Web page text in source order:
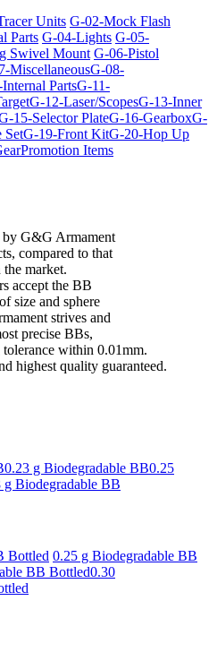
Units G-02-Mock Flash
Parts G-04-Lights G-05-
Swivel Mount G-06-Pistol
MiscellaneousG-08-
PartsG-11-
G-12-Laser/ScopesG-13-Inner
15-Selector PlateG-16-GearboxG-
SetG-19-Front KitG-20-Hop Up
Promotion Items
by G&G Armament
compared to that
market.
accept the BB
size and sphere
strives and
precise BBs,
within 0.01mm.
highest quality guaranteed.
0.23 g Biodegradable BB0.25
g Biodegradable BB
Bottled 0.25 g Biodegradable BB
BB Bottled0.30